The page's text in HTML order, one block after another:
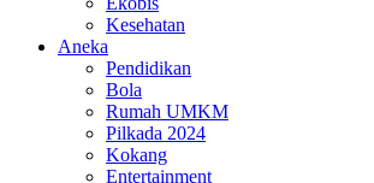
Kesehatan
Aneka
Pendidikan
Bola
Rumah UMKM
Pilkada 2024
Kokang
Entertainment